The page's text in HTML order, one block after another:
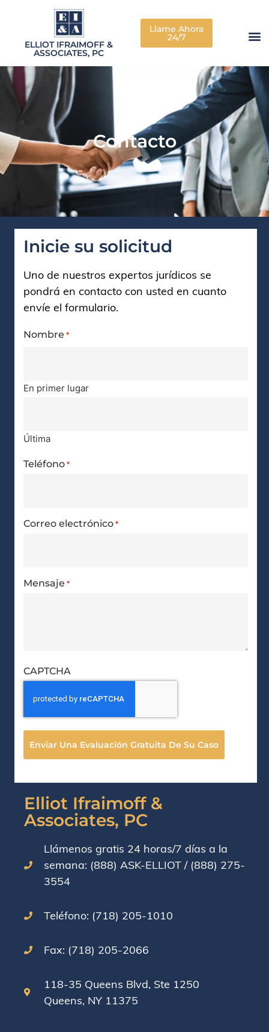
ELLIOT IFRAIMOFF &
ASSOCIATES, PC
Llame Ahora
24/7
Contacto
Elliot Ifraimoff &
Associates, PC
Llámenos gratis 24 horas/7 días a la
semana: (888) ASK-ELLIOT / (888) 275-
3554
Teléfono: (718) 205-1010
Fax: (718) 205-2066
118-35 Queens Blvd, Ste 1250
Queens, NY 11375
Inicie su solicitud
Uno de nuestros expertos jurídicos se
pondrá en contacto con usted en cuanto
envíe el formulario.
Nombre *
En primer lugar
Última
Teléfono *
Correo electrónico *
Mensaje *
CAPTCHA